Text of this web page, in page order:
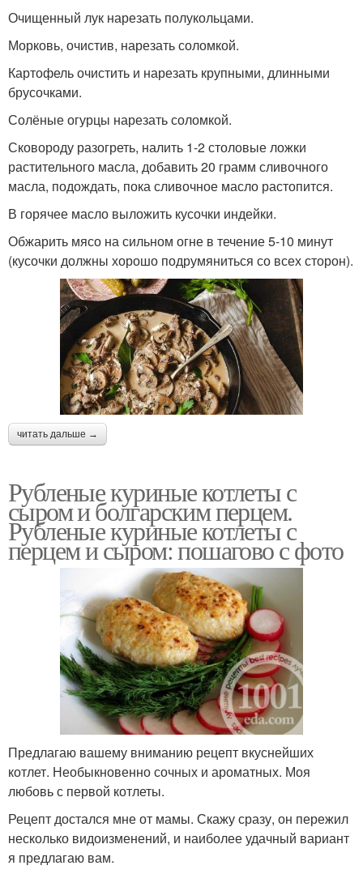
Очищенный лук нарезать полукольцами.
Морковь, очистив, нарезать соломкой.
Картофель очистить и нарезать крупными, длинными
брусочками.
Солёные огурцы нарезать соломкой.
Сковороду разогреть, налить 1-2 столовые ложки
растительного масла, добавить 20 грамм сливочного
масла, подождать, пока сливочное масло растопится.
В горячее масло выложить кусочки индейки.
Обжарить мясо на сильном огне в течение 5-10 минут
(кусочки должны хорошо подрумяниться со всех сторон).
читать дальше →
Рубленые куриные котлеты с
сыром и болгарским перцем.
Рубленые куриные котлеты с
перцем и сыром: пошагово с фото
Предлагаю вашему вниманию рецепт вкуснейших
котлет. Необыкновенно сочных и ароматных. Моя
любовь с первой котлеты.
Рецепт достался мне от мамы. Скажу сразу, он пережил
несколько видоизменений, и наиболее удачный вариант
я предлагаю вам.